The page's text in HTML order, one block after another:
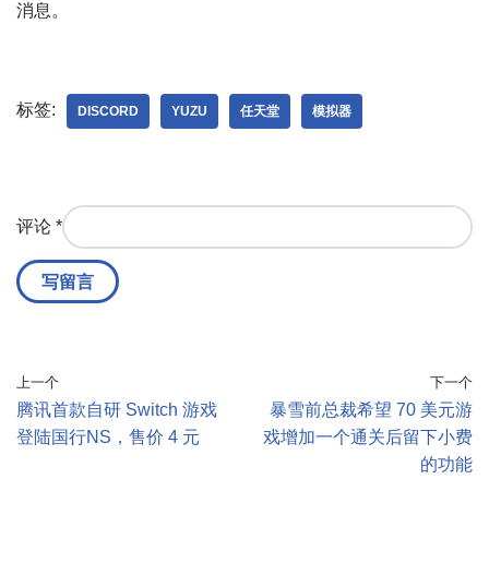
消息。
标签: DISCORD YUZU 任天堂 模拟器
评论 *
上一个
腾讯首款自研 Switch 游戏
登陆国行NS，售价 4 元
下一个
暴雪前总裁希望 70 美元游
戏增加一个通关后留下小费
的功能